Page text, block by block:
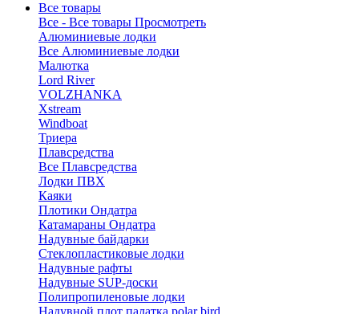
Все товары
Все - Все товары Просмотреть
Алюминиевые лодки
Все Алюминиевые лодки
Малютка
Lord River
VOLZHANKA
Xstream
Windboat
Триера
Плавсредства
Все Плавсредства
Лодки ПВХ
Каяки
Плотики Ондатра
Катамараны Ондатра
Надувные байдарки
Стеклопластиковые лодки
Надувные рафты
Надувные SUP-доски
Полипропиленовые лодки
Надувной плот палатка polar bird